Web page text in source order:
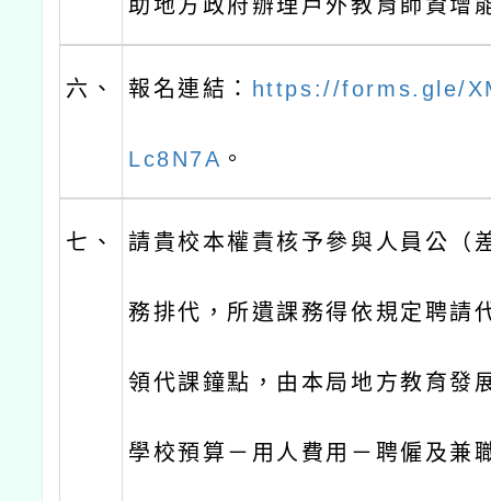
助地方政府辦理戶外教育師資增
六、 報名連結： https://forms.gle/
Lc8N7A 。
七、 請貴校本權責核予參與人員公（
務排代，所遺課務得依規定聘請
領代課鐘點，由本局地方教育發
學校預算－用人費用－聘僱及兼